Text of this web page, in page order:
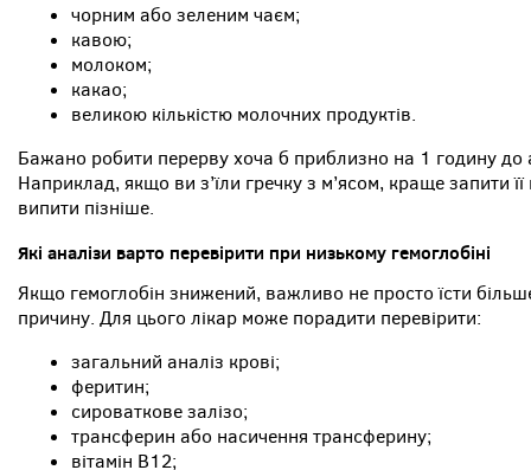
чорним або зеленим чаєм;
кавою;
молоком;
какао;
великою кількістю молочних продуктів.
Бажано робити перерву хоча б приблизно на 1 годину до
Наприклад, якщо ви з’їли гречку з м’ясом, краще запити
випити пізніше.
Які аналізи варто перевірити при низькому гемоглобіні
Якщо гемоглобін знижений, важливо не просто їсти
причину. Для цього лікар може порадити перевірити:
загальний аналіз крові;
феритин;
сироваткове залізо;
трансферин або насичення трансферину;
вітамін B12;